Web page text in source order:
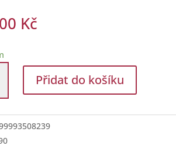
Kč
Přidat do košíku